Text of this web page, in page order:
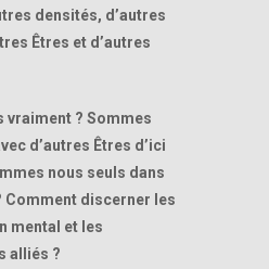
densités, d’autres
Êtres et d’autres
vraiment ? Sommes
d’autres Êtres d’ici
nous seuls dans
Comment discerner les
mental et les
alliés ?